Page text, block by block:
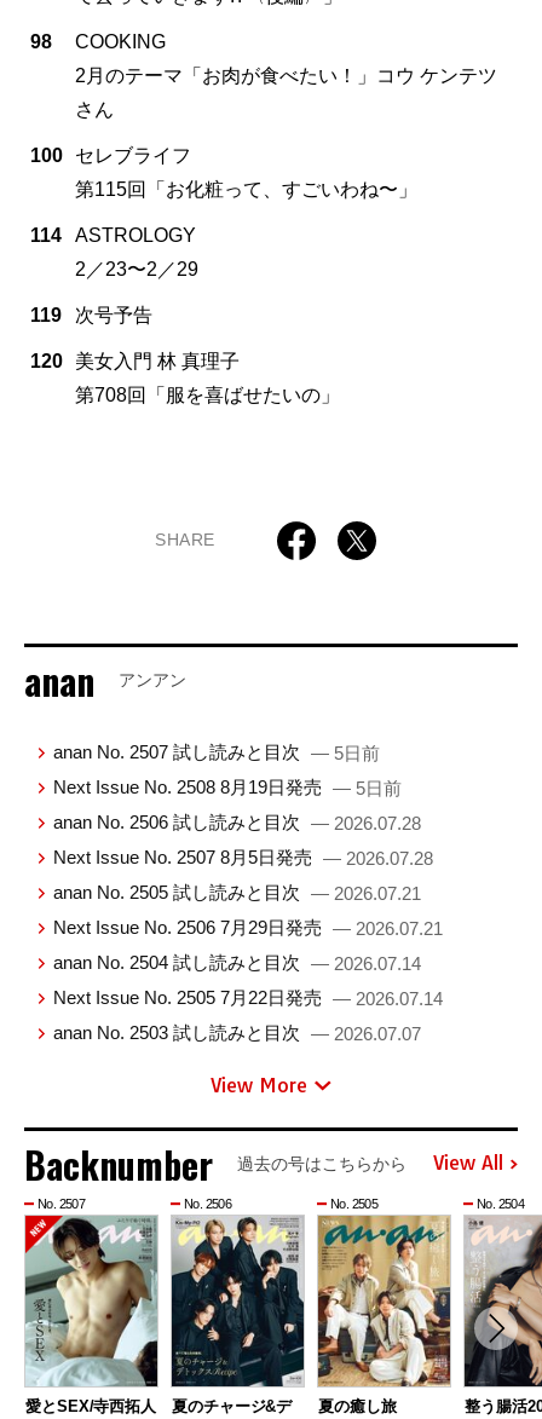
98
COOKING
2月のテーマ「お肉が食べたい！」コウ ケンテツ
さん
100
セレブライフ
第115回「お化粧って、すごいわね〜」
114
ASTROLOGY
2／23〜2／29
119 次号予告
120
美女入門 林 真理子
第708回「服を喜ばせたいの」
SHARE
anan アンアン
anan No. 2507 試し読みと目次 — 5日前
Next Issue No. 2508 8月19日発売 — 5日前
anan No. 2506 試し読みと目次 — 2026.07.28
Next Issue No. 2507 8月5日発売 — 2026.07.28
anan No. 2505 試し読みと目次 — 2026.07.21
Next Issue No. 2506 7月29日発売 — 2026.07.21
anan No. 2504 試し読みと目次 — 2026.07.14
Next Issue No. 2505 7月22日発売 — 2026.07.14
anan No. 2503 試し読みと目次 — 2026.07.07
View More
Backnumber 過去の号はこちらから View All
No. 2507
愛とSEX/寺西拓人
No. 2506
夏のチャージ&デ
No. 2505
夏の癒し旅
No. 2504
整う腸活